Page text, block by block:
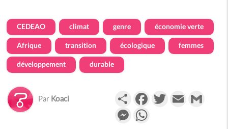
CEDEAO climat genre économie verte
Afrique transition écologique femmes
développement durable
Par Koaci PartagerFacebookTwitterEmail
Messenger